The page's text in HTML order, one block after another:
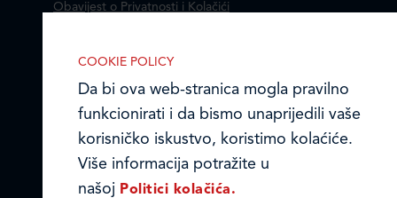
Obavijest o Privatnosti i Kolačići
Kodeks poslovnih načela
© Ledo d.o.o. 2026.
COOKIE POLICY
Da bi ova web-stranica mogla pravilno
funkcionirati i da bismo unaprijedili vaše
korisničko iskustvo, koristimo kolaćiće.
Više informacija potražite u
našoj Politici kolačića.
IZABERITE KOLA?I?E NA STRANICI